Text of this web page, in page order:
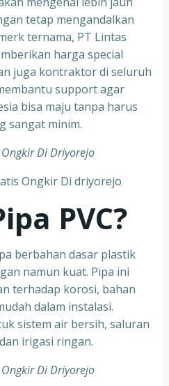
tetap mengandalkan
ternama, PT Lintas
harga special
juga kontraktor di seluruh
support agar
bisa maju tanpa harus
sangat minim.
Ongkir Di Driyorejo
PVC?
berbahan dasar plastik
namun kuat. Pipa ini
terhadap korosi, bahan
dalam instalasi.
sistem air bersih, saluran
irigasi ringan.
Ongkir Di Driyorejo